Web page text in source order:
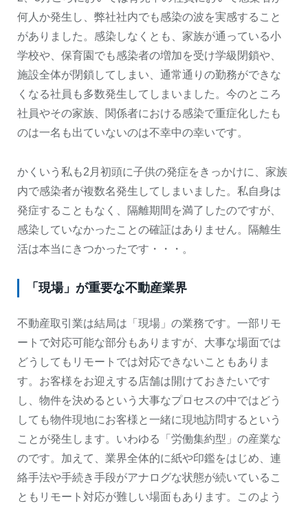
何人か発生し、弊社社内でも感染の波を実感すること
がありました。感染しなくとも、家族が通っている小
学校や、保育園でも感染者の増加を受け学級閉鎖や、
施設全体が閉鎖してしまい、通常通りの勤務ができな
くなる社員も多数発生してしまいました。今のところ
社員やその家族、関係者における感染で重症化したも
のは一名も出ていないのは不幸中の幸いです。
かくいう私も2月初頭に子供の発症をきっかけに、家族
内で感染者が複数名発生してしまいました。私自身は
発症することもなく、隔離期間を満了したのですが、
感染していなかったことの確証はありません。隔離生
活は本当にきつかったです・・・。
「現場」が重要な不動産業界
不動産取引業は結局は「現場」の業務です。一部リモ
ートで対応可能な部分もありますが、大事な場面では
どうしてもリモートでは対応できないこともありま
す。お客様をお迎えする店舗は開けておきたいです
し、物件を決めるという大事なプロセスの中ではどう
しても物件現地にお客様と一緒に現地訪問するという
ことが発生します。いわゆる「労働集約型」の産業な
のです。加えて、業界全体的に紙や印鑑をはじめ、連
絡手法や手続き手段がアナログな状態が続いているこ
ともリモート対応が難しい場面もあります。このよう